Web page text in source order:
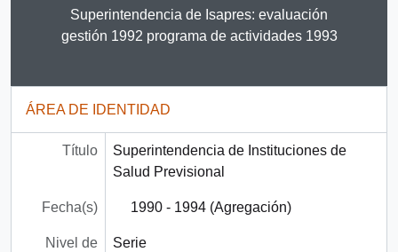
Superintendencia de Isapres: evaluación
gestión 1992 programa de actividades 1993
ÁREA DE IDENTIDAD
Título
Superintendencia de Instituciones de
Salud Previsional
Fecha(s) 1990 - 1994 (Agregación)
Nivel de
Serie